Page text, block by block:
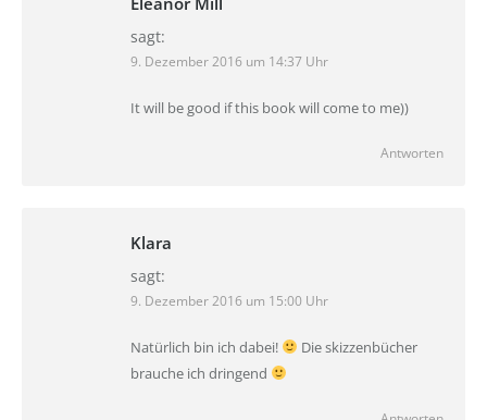
sagt:
9. Dezember 2016 um 14:37 Uhr
It will be good if this book will come to me))
Antworten
Klara
sagt:
9. Dezember 2016 um 15:00 Uhr
Natürlich bin ich dabei!
Die skizzenbücher
brauche ich dringend